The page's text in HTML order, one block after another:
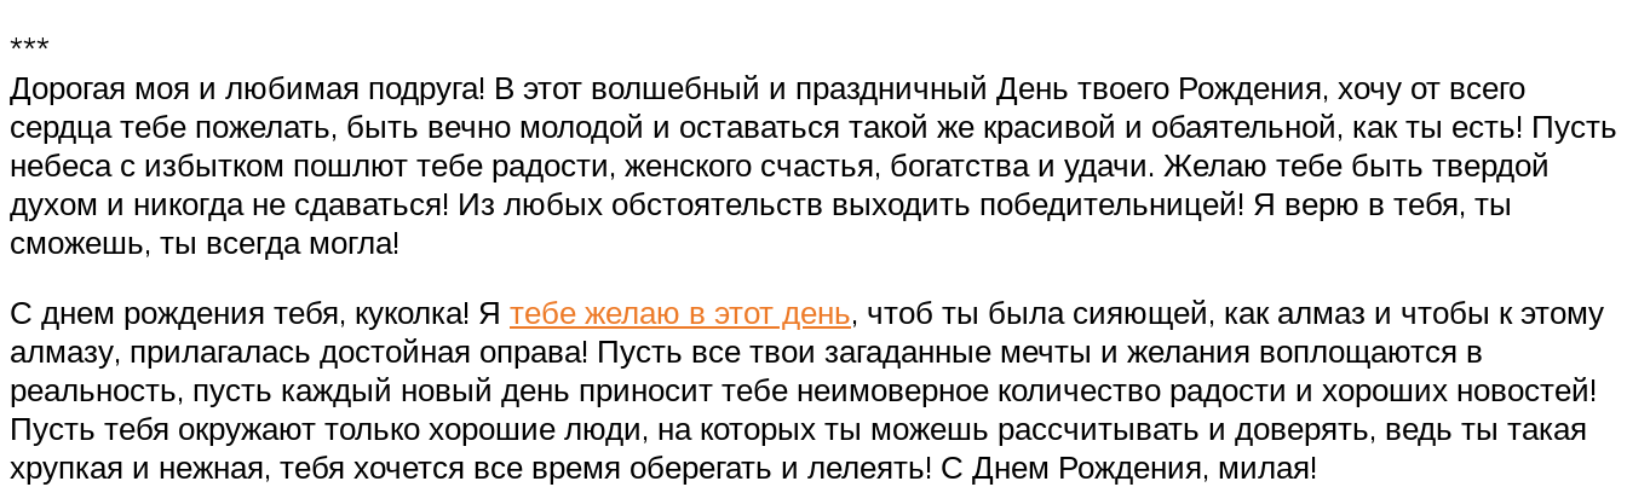
***
Дорогая моя и любимая подруга! В этот волшебный и праздничный День твоего Рождения, хочу от всего
сердца тебе пожелать, быть вечно молодой и оставаться такой же красивой и обаятельной, как ты есть! Пусть
небеса с избытком пошлют тебе радости, женского счастья, богатства и удачи. Желаю тебе быть твердой
духом и никогда не сдаваться! Из любых обстоятельств выходить победительницей! Я верю в тебя, ты
сможешь, ты всегда могла!
С днем рождения тебя, куколка! Я тебе желаю в этот день, чтоб ты была сияющей, как алмаз и чтобы к этому
алмазу, прилагалась достойная оправа! Пусть все твои загаданные мечты и желания воплощаются в
реальность, пусть каждый новый день приносит тебе неимоверное количество радости и хороших новостей!
Пусть тебя окружают только хорошие люди, на которых ты можешь рассчитывать и доверять, ведь ты такая
хрупкая и нежная, тебя хочется все время оберегать и лелеять! С Днем Рождения, милая!